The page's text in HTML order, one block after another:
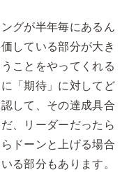
グが半年毎にあるん
している部分が大き
ことをやってくれる
「期待」に対してど
して、その達成具合
、リーダーだったら
ドーンと上げる場合
る部分もあります。